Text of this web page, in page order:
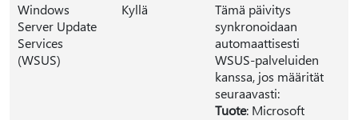
Windows
Server Update
Services
(WSUS)
Kyllä
Tämä päivitys
synkronoidaan
automaattisesti
WSUS-palveluiden
kanssa, jos määrität
seuraavasti:
Tuote: Microsoft